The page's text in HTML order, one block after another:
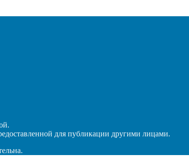
для публикации другими лицами.